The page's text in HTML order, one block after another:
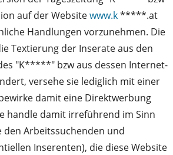
auf der Websitewww.k*****.at
Handlungen vorzunehmen. Die
Textierung der Inserate aus den
"K*****" bzw aus dessen Internet-
versehe sie lediglich mit einer
damit eine Direktwerbung
handle damit irreführend im Sinn
den Arbeitssuchenden und
Inserenten), die diese Website